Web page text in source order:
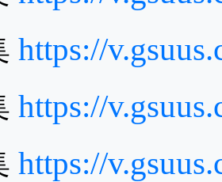
https://
https://
https://